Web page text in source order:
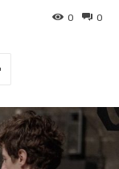
0
0